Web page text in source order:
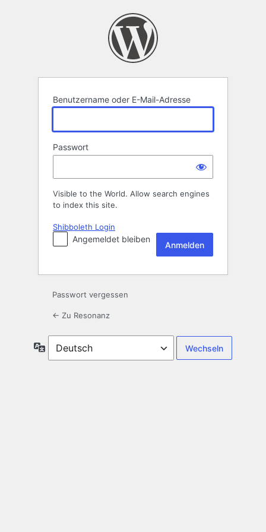
Benutzername oder E-Mail-Adresse
Passwort
Visible to the World. Allow search engines
to index this site.
Shibboleth Login
Angemeldet bleiben
Passwort vergessen
← Zu Resonanz
Sprache